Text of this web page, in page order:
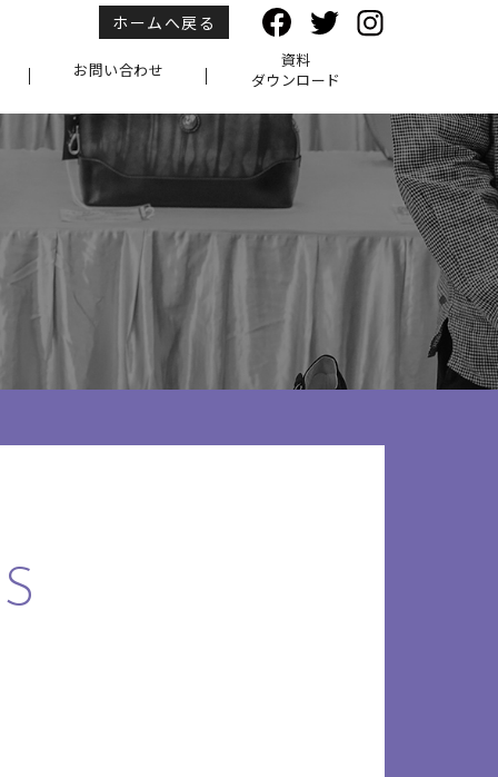
ホームへ戻る
お問い合わせ
資料
ダウンロード